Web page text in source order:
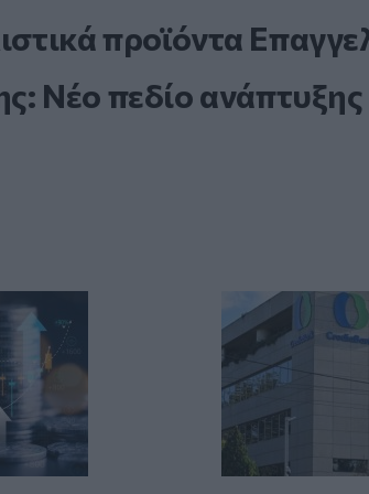
προϊόντα
Νέο πεδίο ανάπτυξης